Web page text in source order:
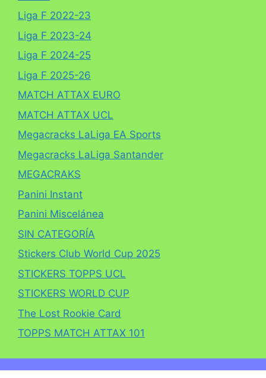
Liga F 2022-23
Liga F 2023-24
Liga F 2024-25
Liga F 2025-26
MATCH ATTAX EURO
MATCH ATTAX UCL
Megacracks LaLiga EA Sports
Megacracks LaLiga Santander
MEGACRAKS
Panini Instant
Panini Miscelánea
SIN CATEGORÍA
Stickers Club World Cup 2025
STICKERS TOPPS UCL
STICKERS WORLD CUP
The Lost Rookie Card
TOPPS MATCH ATTAX 101